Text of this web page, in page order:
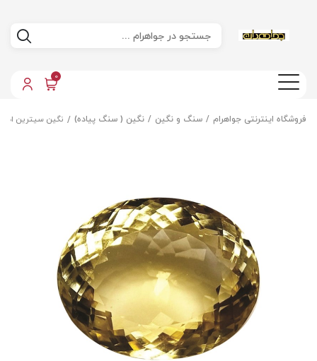
0
فروشگاه اینترنتی جواهرام سنگ و نگین نگین ( سنگ پیاده) نگین سیترین